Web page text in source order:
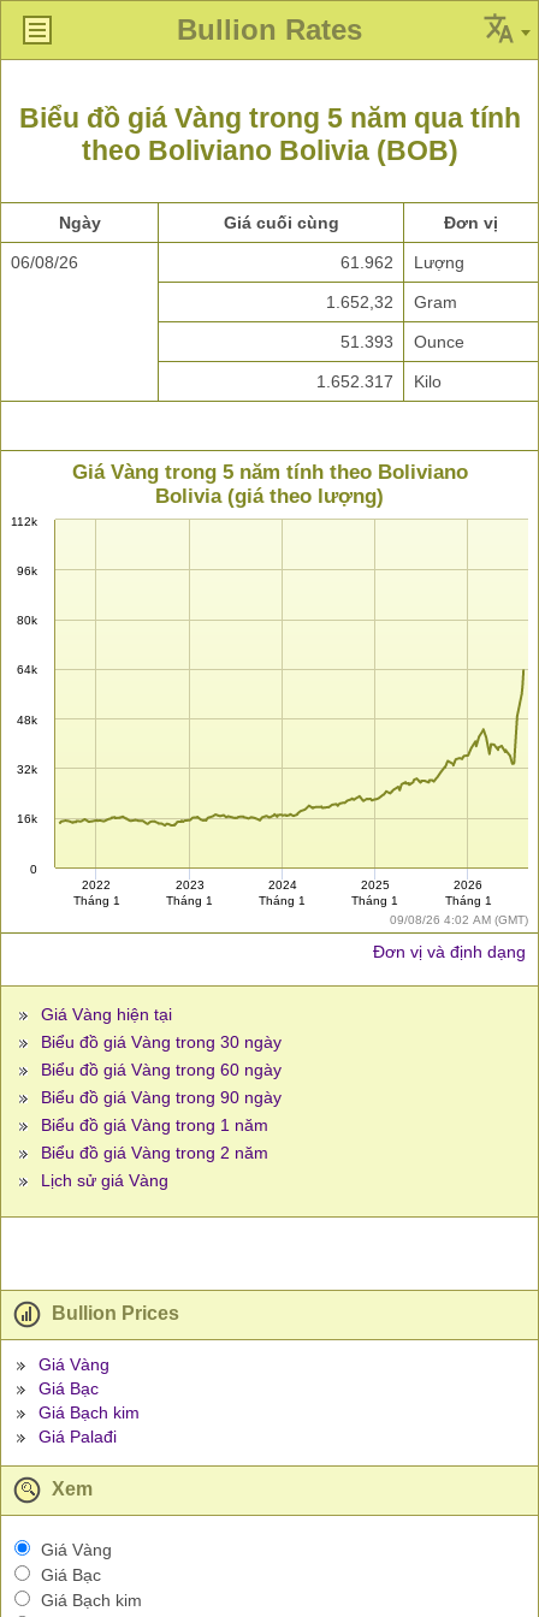
Bullion Rates
Biểu đồ giá Vàng trong 5 năm qua tính
theo Boliviano Bolivia (BOB)
Ngày Giá cuối cùng Đơn vị
06/08/26 61.962 Lượng
1.652,32 Gram
51.393 Ounce
1.652.317 Kilo
09/08/26 4:02 AM (GMT)
Giá Vàng trong 5 năm tính theo Boliviano
Bolivia (giá theo lượng)
0
16k
32k
48k
64k
80k
96k
112k
2022
Tháng 1
2023
Tháng 1
2024
Tháng 1
2025
Tháng 1
2026
Tháng 1
Đơn vị và định dạng
Giá Vàng hiện tại
Biểu đồ giá Vàng trong 30 ngày
Biểu đồ giá Vàng trong 60 ngày
Biểu đồ giá Vàng trong 90 ngày
Biểu đồ giá Vàng trong 1 năm
Biểu đồ giá Vàng trong 2 năm
Lịch sử giá Vàng
Bullion Prices
Giá Vàng
Giá Bạc
Giá Bạch kim
Giá Palađi
Xem
Giá Vàng
Giá Bạc
Giá Bạch kim